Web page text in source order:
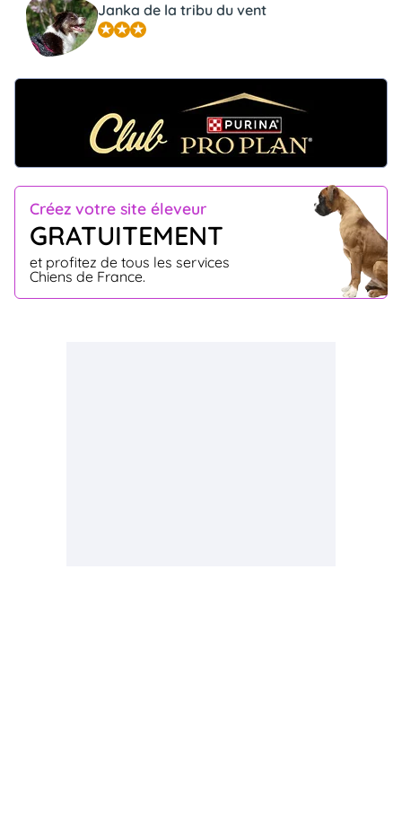
Créez votre site éleveur
GRATUITEMENT
et profitez de tous les services
Chiens de France.
Janka de la tribu du vent